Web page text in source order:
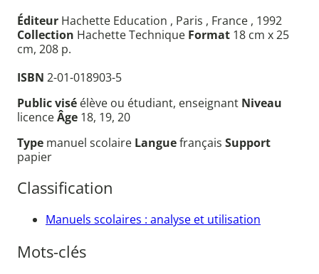
Éditeur Hachette Education , Paris , France , 1992
Collection Hachette Technique Format 18 cm x 25
cm, 208 p.
ISBN 2-01-018903-5
Public visé élève ou étudiant, enseignant Niveau
licenceÂge 18, 19, 20
Type manuel scolaire Languefrançais Support
papier
Classification
Manuels scolaires : analyse et utilisation
Mots-clés